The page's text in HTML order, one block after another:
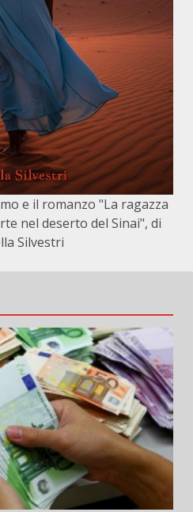
e il romanzo "La ragazza
nel deserto del Sinai", di
Silvestri